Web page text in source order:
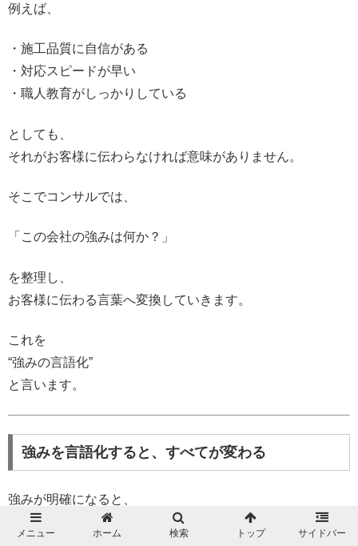
例えば、
・施工品質に自信がある
・対応スピードが早い
・職人教育がしっかりしている
としても、
それがお客様に伝わらなければ意味がありません。
そこでコンサルでは、
「この会社の強みは何か？」
を整理し、
お客様に伝わる言葉へ変換していきます。
これを
“強みの言語化”
と言います。
強みを言語化すると、すべてが変わる
強みが明確になると、
・ホームページ
メニュー ホーム 検索 トップ サイドバー